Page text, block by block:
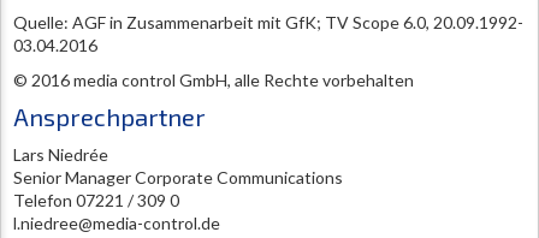
Quelle: AGF in Zusammenarbeit mit GfK; TV Scope 6.0, 20.09.1992-
03.04.2016
© 2016 media control GmbH, alle Rechte vorbehalten
Ansprechpartner
Lars Niedrée
Senior Manager Corporate Communications
Telefon 07221 / 309 0
l.niedree@media-control.de